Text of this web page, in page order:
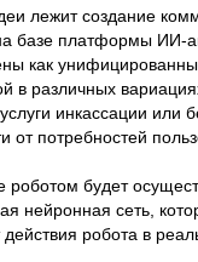
лежит создание
базе платформы ИИ-
как
в различных
инкассации или
от потребностей
роботом будет
нейронная сеть,
действия робота в